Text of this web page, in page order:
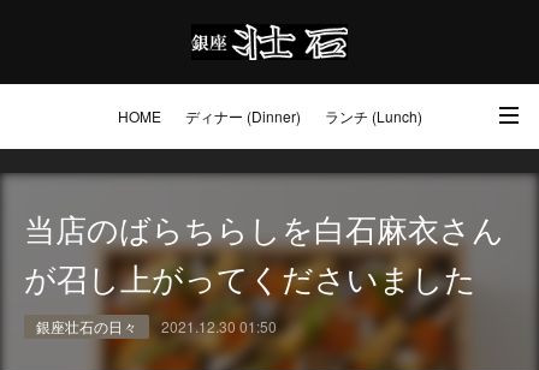
HOME ディナー (Dinner) ランチ (Lunch)
アクセス・ご予約 (Access / Reservations) ワイン (Wine) お土産 (Go to)
壮石の心 (Our Philosophy)
当店のばらちらしを白石麻衣さん
が召し上がってくださいました
銀座壮石の日々 2021.12.30 01:50